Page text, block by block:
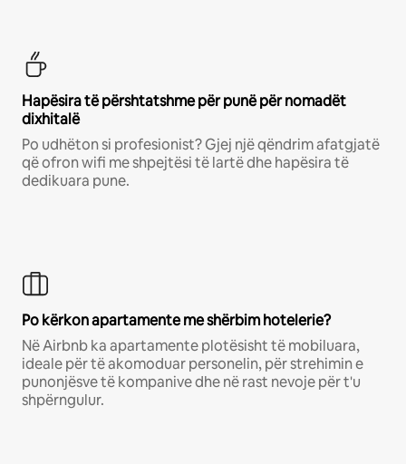
Hapësira të përshtatshme për punë për nomadët
dixhitalë
Po udhëton si profesionist? Gjej një qëndrim afatgjatë
që ofron wifi me shpejtësi të lartë dhe hapësira të
dedikuara pune.
Po kërkon apartamente me shërbim hotelerie?
Në Airbnb ka apartamente plotësisht të mobiluara,
ideale për të akomoduar personelin, për strehimin e
punonjësve të kompanive dhe në rast nevoje për t'u
shpërngulur.